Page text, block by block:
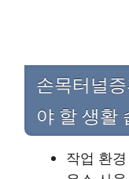
손목터널
야 할 생활
작업 환